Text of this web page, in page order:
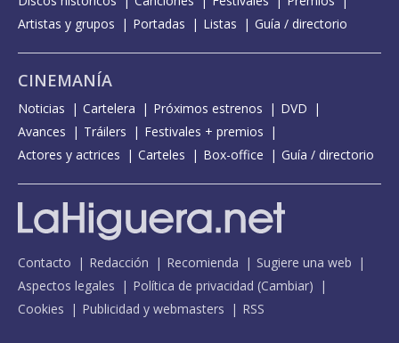
Artistas y grupos
Portadas Listas Guía / directorio
CINEMANÍA
Noticias Cartelera Próximos estrenos
DVD
Avances
Tráilers
Festivales + premios
Actores y actrices
Carteles Box-office Guía / directorio
Contacto Redacción Recomienda
Sugiere una web
Aspectos legales
Política de privacidad (Cambiar)
Cookies
Publicidad y webmasters RSS